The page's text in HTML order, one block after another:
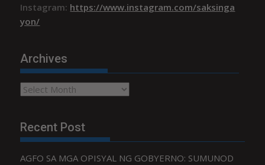
Instagram: https://www.instagram.com/saksinga
yon/
Archives
Archives
Recent Post
AGFO SA MGA OPISYAL NG GOBYERNO: SUMUNOD